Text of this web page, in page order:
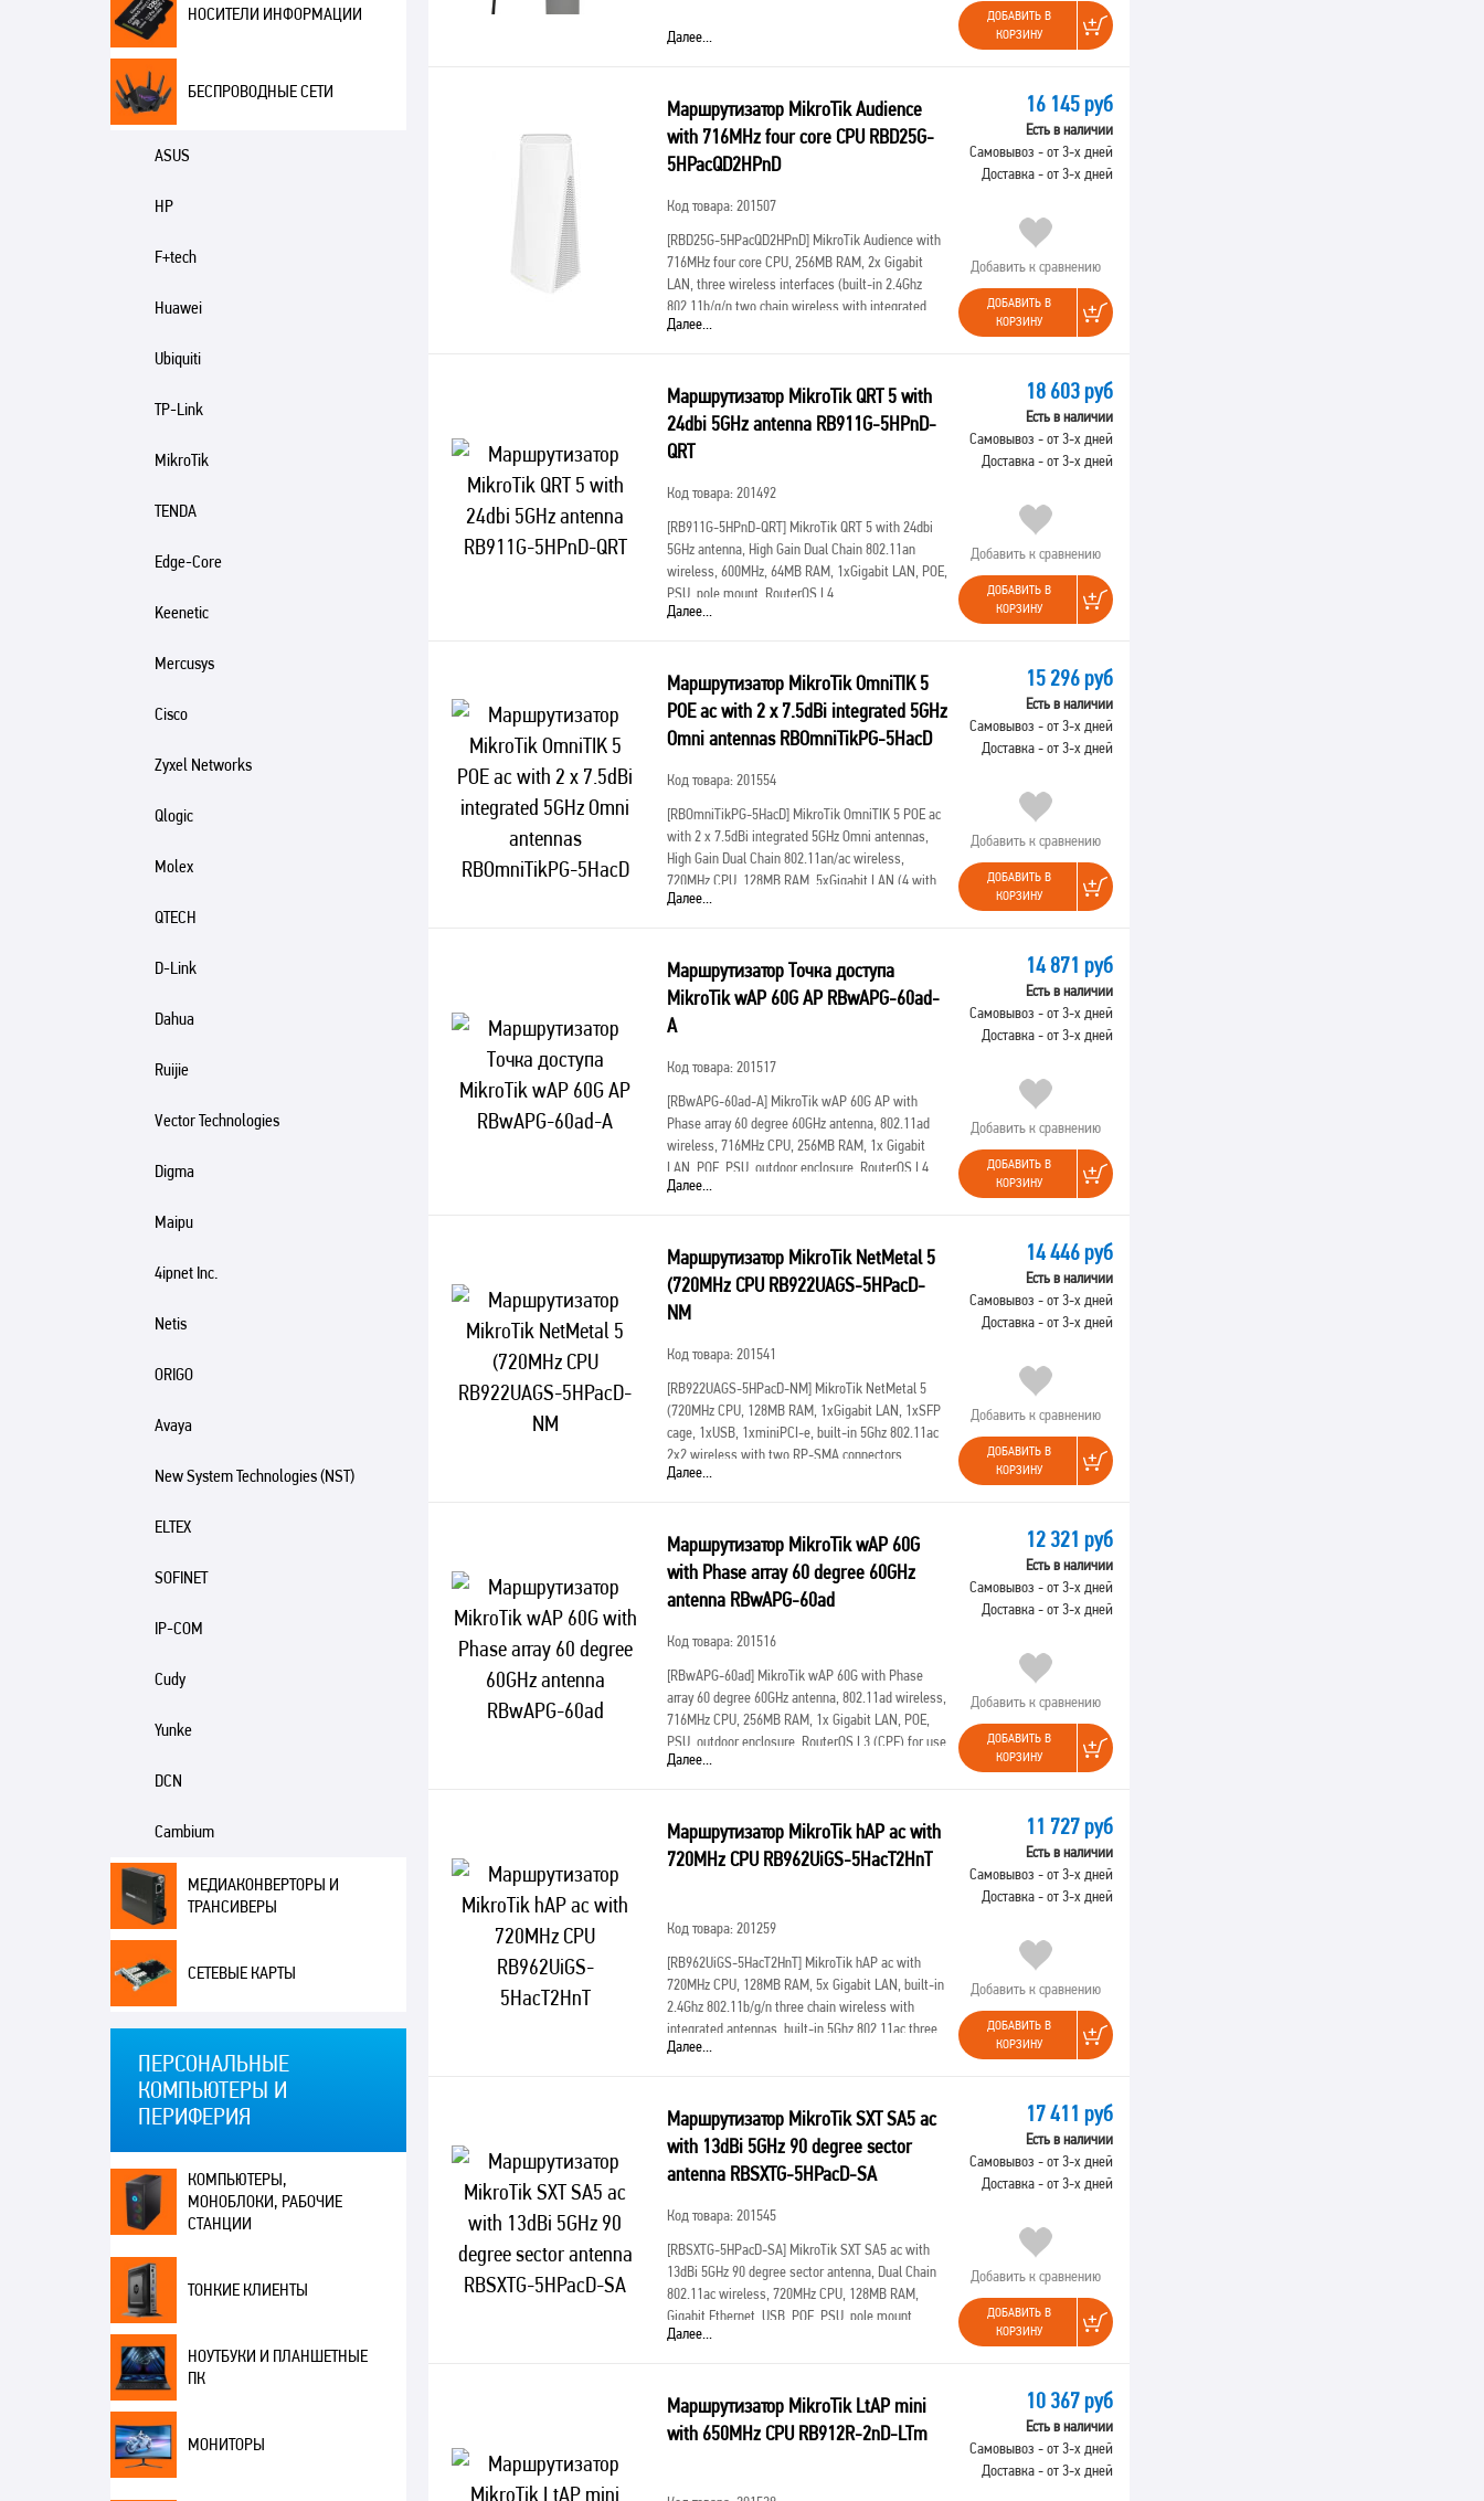
НОСИТЕЛИ ИНФОРМАЦИИ
БЕСПРОВОДНЫЕ СЕТИ
ASUS
HP
F+tech
Huawei
Ubiquiti
TP-Link
MikroTik
TENDA
Edge-Core
Keenetic
Mercusys
Cisco
Zyxel Networks
Qlogic
Molex
QTECH
D-Link
Dahua
Ruijie
Vector Technologies
Digma
Maipu
4ipnet Inc.
Netis
ORIGO
Avaya
New System Technologies (NST)
ELTEX
SOFINET
IP-COM
Cudy
Yunke
DCN
Cambium
МЕДИАКОНВЕРТОРЫ И
ТРАНСИВЕРЫ
СЕТЕВЫЕ КАРТЫ
ПЕРСОНАЛЬНЫЕ
КОМПЬЮТЕРЫ И
ПЕРИФЕРИЯ
КОМПЬЮТЕРЫ,
МОНОБЛОКИ, РАБОЧИЕ
СТАНЦИИ
ТОНКИЕ КЛИЕНТЫ
НОУТБУКИ И ПЛАНШЕТНЫЕ
ПК
МОНИТОРЫ
Код товара: 487214
802.11ac backup, 4 core x 716MHz CPU, 256MB
RAM, 1 x Gigabit LAN port, RouterOS L4, POE, PSU)
Далее...
ДОБАВИТЬ В
КОРЗИНУ
Маршрутизатор MikroTik Audience
with 716MHz four core CPU RBD25G-
5HPacQD2HPnD
Код товара: 201507
[RBD25G-5HPacQD2HPnD]MikroTik Audience with
716MHz four core CPU, 256MB RAM, 2x Gigabit
LAN, three wireless interfaces (built-in 2.4Ghz
802.11b/g/n two chain wireless with integrated
antennas, built-in 5Ghz 802.11ac four
Далее...
16 145 руб
Есть в наличии
Самовывоз - от 3-х дней
Доставка - от 3-х дней
Добавить к сравнению
ДОБАВИТЬ В
КОРЗИНУ
Маршрутизатор MikroTik QRT 5 with
24dbi 5GHz antenna RB911G-5HPnD-
QRT
Код товара: 201492
[RB911G-5HPnD-QRT]MikroTik QRT 5 with 24dbi
5GHz antenna, High Gain Dual Chain 802.11an
wireless, 600MHz, 64MB RAM, 1xGigabit LAN, POE,
PSU, pole mount, RouterOS L4
Далее...
18 603 руб
Есть в наличии
Самовывоз - от 3-х дней
Доставка - от 3-х дней
Добавить к сравнению
ДОБАВИТЬ В
КОРЗИНУ
Маршрутизатор MikroTik OmniTIK 5
POE ac with 2 x 7.5dBi integrated 5GHz
Omni antennas RBOmniTikPG-5HacD
Код товара: 201554
[RBOmniTikPG-5HacD]MikroTik OmniTIK 5 POE ac
with 2 x 7.5dBi integrated 5GHz Omni antennas,
High Gain Dual Chain 802.11an/ac wireless,
720MHz CPU, 128MB RAM, 5xGigabit LAN (4 with
POE -OUT), POE, PSU, pole mount, Router
Далее...
15 296 руб
Есть в наличии
Самовывоз - от 3-х дней
Доставка - от 3-х дней
Добавить к сравнению
ДОБАВИТЬ В
КОРЗИНУ
Маршрутизатор Точка доступа
MikroTik wAP 60G AP RBwAPG-60ad-
A
Код товара: 201517
[RBwAPG-60ad-A]MikroTik wAP 60G AP with
Phase array 60 degree 60GHz antenna, 802.11ad
wireless, 716MHz CPU, 256MB RAM, 1x Gigabit
LAN, POE, PSU, outdoor enclosure, RouterOS L4
(AP)
Далее...
14 871 руб
Есть в наличии
Самовывоз - от 3-х дней
Доставка - от 3-х дней
Добавить к сравнению
ДОБАВИТЬ В
КОРЗИНУ
Маршрутизатор MikroTik NetMetal 5
(720MHz CPU RB922UAGS-5HPacD-
NM
Код товара: 201541
[RB922UAGS-5HPacD-NM]MikroTik NetMetal 5
(720MHz CPU, 128MB RAM, 1xGigabit LAN, 1xSFP
cage, 1xUSB, 1xminiPCI-e, built-in 5Ghz 802.11ac
2x2 wireless with two RP-SMA connectors,
RouterOS L4, outdoor enclosure, POE, PSU, pol
Далее...
14 446 руб
Есть в наличии
Самовывоз - от 3-х дней
Доставка - от 3-х дней
Добавить к сравнению
ДОБАВИТЬ В
КОРЗИНУ
Маршрутизатор MikroTik wAP 60G
with Phase array 60 degree 60GHz
antenna RBwAPG-60ad
Код товара: 201516
[RBwAPG-60ad]MikroTik wAP 60G with Phase
array 60 degree 60GHz antenna, 802.11ad wireless,
716MHz CPU, 256MB RAM, 1x Gigabit LAN, POE,
PSU, outdoor enclosure, RouterOS L3 (CPE) for use
as CPE in Point -to-Multipoi
Далее...
12 321 руб
Есть в наличии
Самовывоз - от 3-х дней
Доставка - от 3-х дней
Добавить к сравнению
ДОБАВИТЬ В
КОРЗИНУ
Маршрутизатор MikroTik hAP ac with
720MHz CPU RB962UiGS-5HacT2HnT
Код товара: 201259
[RB962UiGS-5HacT2HnT]MikroTik hAP ac with
720MHz CPU, 128MB RAM, 5x Gigabit LAN, built-in
2.4Ghz 802.11b/g/n three chain wireless with
integrated antennas, built-in 5Ghz 802.11ac three
chain wireless with integrated ante
Далее...
11 727 руб
Есть в наличии
Самовывоз - от 3-х дней
Доставка - от 3-х дней
Добавить к сравнению
ДОБАВИТЬ В
КОРЗИНУ
Маршрутизатор MikroTik SXT SA5 ac
with 13dBi 5GHz 90 degree sector
antenna RBSXTG-5HPacD-SA
Код товара: 201545
[RBSXTG-5HPacD-SA]MikroTik SXT SA5 ac with
13dBi 5GHz 90 degree sector antenna, Dual Chain
802.11ac wireless, 720MHz CPU, 128MB RAM,
Gigabit Ethernet, USB, POE, PSU, pole mount,
RouterOS L4
Далее...
17 411 руб
Есть в наличии
Самовывоз - от 3-х дней
Доставка - от 3-х дней
Добавить к сравнению
ДОБАВИТЬ В
КОРЗИНУ
Маршрутизатор MikroTik LtAP mini
with 650MHz CPU RB912R-2nD-LTm
10 367 руб
Есть в наличии
Самовывоз - от 3-х дней
Доставка - от 3-х дней